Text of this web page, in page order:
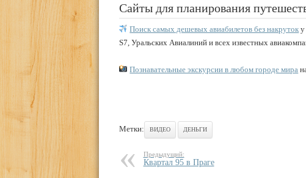
Сайты для планирования
Поиск самых дешевых авиабилетов без накруток
S7, Уральских Авиалиний и всех известных
Познавательные экскурсии в любом городе мира
Метки: ВИДЕО ДЕНЬГИ
Предыдущий:
Квартал 95 в Праге